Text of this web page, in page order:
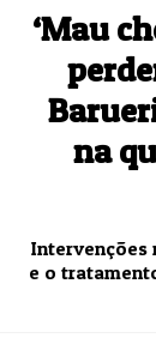
‘Mau
na
Intervenções
e o